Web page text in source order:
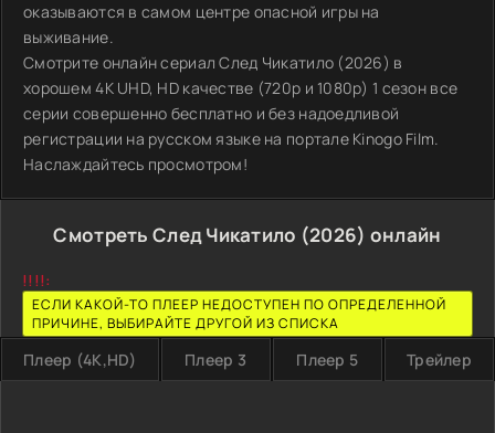
оказываются в самом центре опасной игры на
выживание.
Смотрите онлайн сериал След Чикатило (2026) в
хорошем 4K UHD, HD качестве (720p и 1080p) 1 сезон все
серии совершенно бесплатно и без надоедливой
регистрации на русском языке на портале Kinogo Film.
Наслаждайтесь просмотром!
Смотреть След Чикатило (2026) онлайн
!!!!:
ЕСЛИ КАКОЙ-ТО ПЛЕЕР НЕДОСТУПЕН ПО ОПРЕДЕЛЕННОЙ
ПРИЧИНЕ, ВЫБИРАЙТЕ ДРУГОЙ ИЗ СПИСКА
Плеер (4K,HD) Плеер 3 Плеер 5 Трейлер